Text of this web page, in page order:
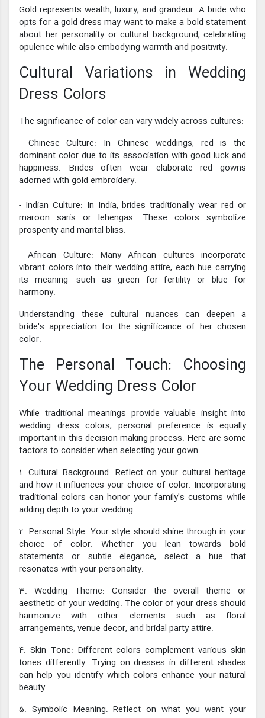
Gold represents wealth, luxury, and grandeur. A bride who
opts for a gold dress may want to make a bold statement
about her personality or cultural background, celebrating
opulence while also embodying warmth and positivity.
Cultural Variations in Wedding
Dress Colors
The significance of color can vary widely across cultures:
- Chinese Culture: In Chinese weddings, red is the
dominant color due to its association with good luck and
happiness. Brides often wear elaborate red gowns
adorned with gold embroidery.
- Indian Culture: In India, brides traditionally wear red or
maroon saris or lehengas. These colors symbolize
prosperity and marital bliss.
- African Culture: Many African cultures incorporate
vibrant colors into their wedding attire, each hue carrying
its meaning—such as green for fertility or blue for
harmony.
Understanding these cultural nuances can deepen a
bride's appreciation for the significance of her chosen
color.
The Personal Touch: Choosing
Your Wedding Dress Color
While traditional meanings provide valuable insight into
wedding dress colors, personal preference is equally
important in this decision-making process. Here are some
factors to consider when selecting your gown:
1. Cultural Background: Reflect on your cultural heritage
and how it influences your choice of color. Incorporating
traditional colors can honor your family's customs while
adding depth to your wedding.
2. Personal Style: Your style should shine through in your
choice of color. Whether you lean towards bold
statements or subtle elegance, select a hue that
resonates with your personality.
3. Wedding Theme: Consider the overall theme or
aesthetic of your wedding. The color of your dress should
harmonize with other elements such as floral
arrangements, venue decor, and bridal party attire.
4. Skin Tone: Different colors complement various skin
tones differently. Trying on dresses in different shades
can help you identify which colors enhance your natural
beauty.
5. Symbolic Meaning: Reflect on what you want your